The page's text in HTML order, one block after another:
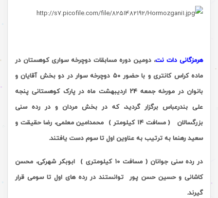
هرمزگانی دات نت، دومین دوره مسابقات دوچرخه سواری کوهستان در
ماده کراس کانتری و با حضور ۵۰ دوچرخه سوار در دو بخش آقایان و
بانوان در مورخه جمعه 24 اردیبهشت ماه در پارک کوهستانی پنجه
علی بندرعباس برگزار گردید، که در بخش مردان و در رده سنی
بزرگسالان ( مسافت ۱۴ کیلومتر ) محمدامین معلمی، رضا حقیقت و
سعید رهنما به ترتیب به عناوین اول تا سوم دست یافتند.
در رده سنی جوانان ( مسافت ۱۰ کیلومتری ) ابوبکر شهرکی، محسن
کاشانی و حسین حسن پور توانستند در رده های اول تا سومی قرار
گیرند.